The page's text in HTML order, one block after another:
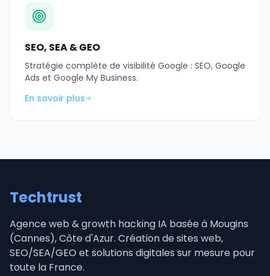
SEO, SEA & GEO
Stratégie complète de visibilité Google : SEO, Google
Ads et Google My Business.
En savoir plus
Techtrust
Agence web & growth hacking IA basée à Mougins
(Cannes), Côte d'Azur. Création de sites web,
SEO/SEA/GEO et solutions digitales sur mesure pour
toute la France.